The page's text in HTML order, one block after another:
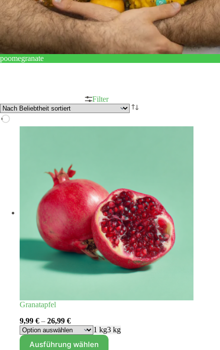
poomegranate
Filter
Granatapfel
9,99 € – 26,99 €
1 kg3 kg
Ausführung wählen
Dieses